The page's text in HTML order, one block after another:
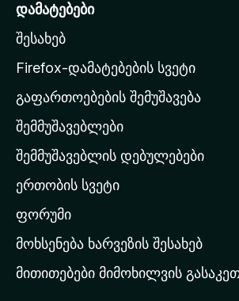
l
l
a
ს
მ
თ
ვ
ა
რ
ვ
დამატებები
შესახებ
Firefox-დამატებების სვეტი
გაფართოებების შემუშავება
შემმუშავებლები
შემმუშავებლის დებულებები
ერთობის სვეტი
ფორუმი
მოხსენება ხარვეზის შესახებ
მითითებები მიმოხილვის